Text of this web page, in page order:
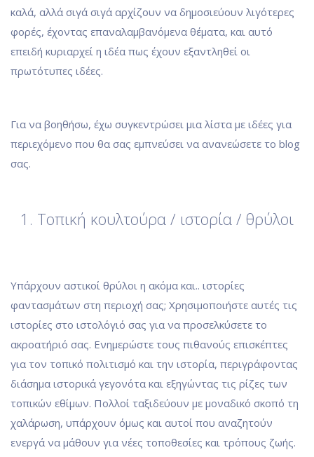
καλά, αλλά σιγά σιγά αρχίζουν να δημοσιεύουν λιγότερες
φορές, έχοντας επαναλαμβανόμενα θέματα, και αυτό
επειδή κυριαρχεί η ιδέα πως έχουν εξαντληθεί οι
πρωτότυπες ιδέες.
Για να βοηθήσω, έχω συγκεντρώσει μια λίστα με ιδέες για
περιεχόμενο που θα σας εμπνεύσει να ανανεώσετε το blog
σας.
1. Τοπική κουλτούρα / ιστορία / θρύλοι
Υπάρχουν αστικοί θρύλοι η ακόμα και.. ιστορίες
φαντασμάτων στη περιοχή σας; Χρησιμοποιήστε αυτές τις
ιστορίες στο ιστολόγιό σας για να προσελκύσετε το
ακροατήριό σας. Ενημερώστε τους πιθανούς επισκέπτες
για τον τοπικό πολιτισμό και την ιστορία, περιγράφοντας
διάσημα ιστορικά γεγονότα και εξηγώντας τις ρίζες των
τοπικών εθίμων. Πολλοί ταξιδεύουν με μοναδικό σκοπό τη
χαλάρωση, υπάρχουν όμως και αυτοί που αναζητούν
ενεργά να μάθουν για νέες τοποθεσίες και τρόπους ζωής.